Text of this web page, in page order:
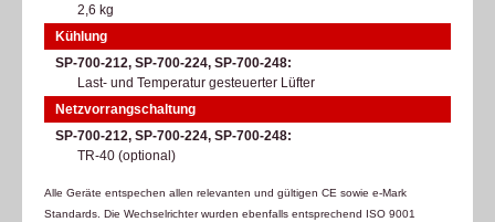
2,6 kg
Kühlung
SP-700-212, SP-700-224, SP-700-248
Last- und Temperatur gesteuerter Lüfter
Netzvorrangschaltung
SP-700-212, SP-700-224, SP-700-248
TR-40 (optional)
Alle Geräte entspechen allen relevanten und gültigen CE sowie e-Mark
Standards. Die Wechselrichter wurden ebenfalls entsprechend ISO 9001